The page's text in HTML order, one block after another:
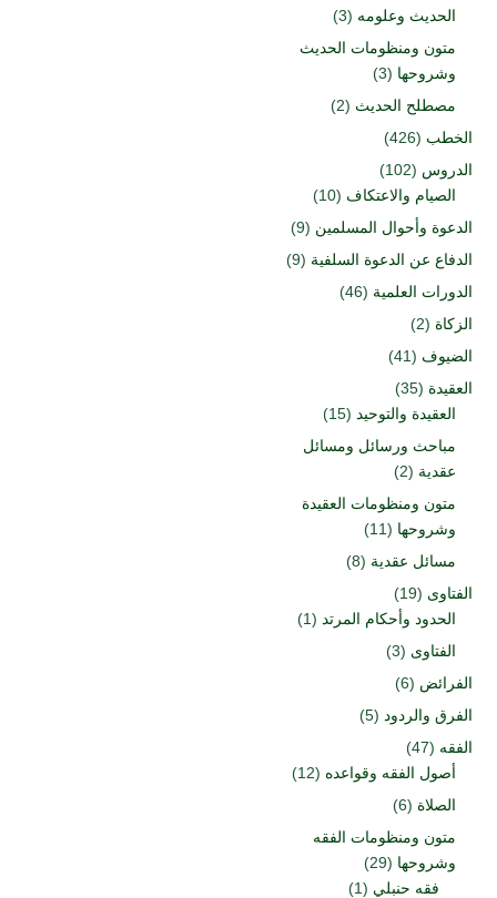
الحديث وعلومه (3)
متون ومنظومات الحديث
وشروحها (3)
مصطلح الحديث (2)
الخطب (426)
الدروس (102)
الصيام والاعتكاف (10)
الدعوة وأحوال المسلمين (9)
الدفاع عن الدعوة السلفية (9)
الدورات العلمية (46)
الزكاة (2)
الضيوف (41)
العقيدة (35)
العقيدة والتوحيد (15)
مباحث ورسائل ومسائل
عقدية (2)
متون ومنظومات العقيدة
وشروحها (11)
مسائل عقدية (8)
الفتاوى (19)
الحدود وأحكام المرتد (1)
الفتاوى (3)
الفرائض (6)
الفرق والردود (5)
الفقه (47)
أصول الفقه وقواعده (12)
الصلاة (6)
متون ومنظومات الفقه
وشروحها (29)
فقه حنبلي (1)